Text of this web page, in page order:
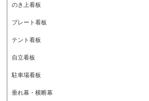
のき上看板
プレート看板
テント看板
自立看板
駐車場看板
垂れ幕・横断幕